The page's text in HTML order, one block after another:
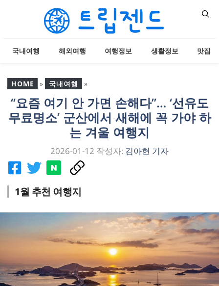
뛰
기
국내여행 해외여행 여행정보 생활정보 맛집
HOME » 국내여행 »
“요즘 여기 안 가면 손해
다”… ‘선유도 무료명소’ 군
산에서 새해에 꼭 가야 하
“요즘 여기 안 가면 손해다”… ‘선유도
무료명소’ 군산에서 새해에 꼭 가야 하
는 겨울 여행지
2026-01-12 작성자: 김아현 기자
1월 추천 여행지